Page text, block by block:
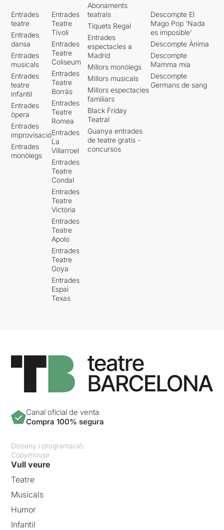
Entrades
teatre
Entrades
dansa
Entrades
musicals
Entrades
teatre
infantil
Entrades
òpera
Entrades
improvisació
Entrades
monòlegs
Entrades
Teatre
Tívoli
Entrades
Teatre
Coliseum
Entrades
Teatre
Borràs
Entrades
Teatre
Romea
Entrades
La
Villarroel
Entrades
Teatre
Condal
Entrades
Teatre
Victòria
Entrades
Teatre
Apolo
Entrades
Teatre
Goya
Entrades
Espai
Texas
Abonaments
teatrals
Tiquets Regal
Entrades
espectacles a
Madrid
Millors monòlegs
Millors musicals
Millors espectacles
familiars
Black Friday
Teatral
Guanya entrades
de teatre gratis -
concursos
Descompte El
Mago Pop 'Nada
es imposible'
Descompte Ànima
Descompte
Mamma mia
Descompte
Germans de sang
Canal oficial de venta
Compra 100% segura
Disseny i programació:
Copymouse
Vull veure
Teatre
Musicals
Humor
Infantil